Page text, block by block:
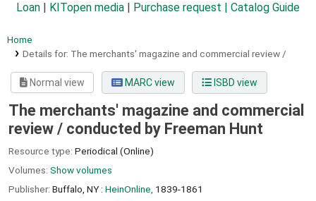
Loan
KITopen media Purchase request | Catalog Guide
Home
Details for: The merchants' magazine and commercial review /
Normal view MARC view ISBD view
The merchants' magazine and commercial
review / conducted by Freeman Hunt
Resource type: Periodical (Online)
Volumes: Show volumes
Publisher: Buffalo, NY : HeinOnline, 1839-1861